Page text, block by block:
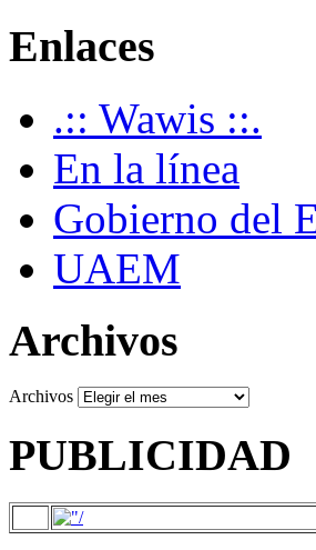
Enlaces
.:: Wawis ::.
En la línea
Gobierno del
UAEM
Archivos
Archivos
PUBLICIDAD